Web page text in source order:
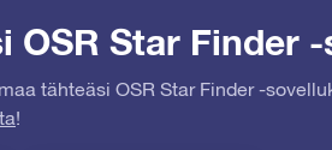
OSR Star Finder
tähteäsi OSR Star Finder -
!